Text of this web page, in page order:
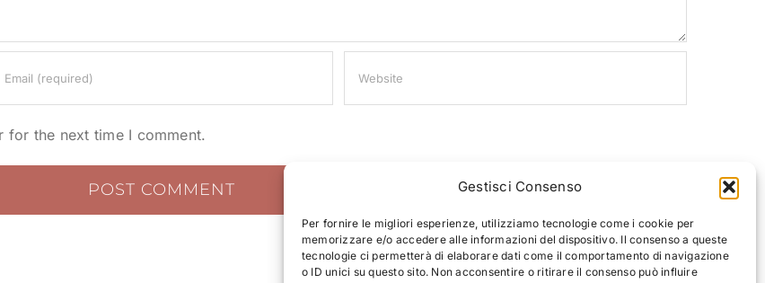
Gestisci Consenso
Per fornire le migliori esperienze, utilizziamo tecnologie come i cookie per
memorizzare e/o accedere alle informazioni del dispositivo. Il consenso a queste
tecnologie ci permetterà di elaborare dati come il comportamento di navigazione
o ID unici su questo sito. Non acconsentire o ritirare il consenso può influire
for the next time I comment.